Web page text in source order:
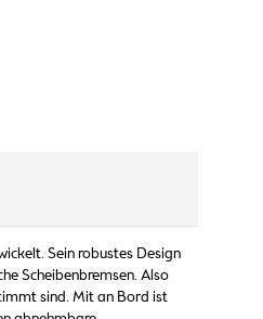
Sein robustes Design
Scheibenbremsen. Also
sind. Mit an Bord ist